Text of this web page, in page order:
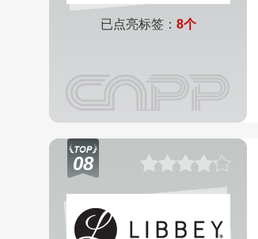
已点亮标签： 8个
08